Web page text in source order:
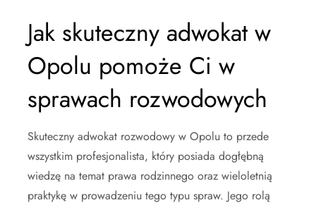
Jak skuteczny adwokat w
Opolu pomoże Ci w
sprawach rozwodowych
Skuteczny adwokat rozwodowy w Opolu to przede
wszystkim profesjonalista, który posiada dogłębną
wiedzę na temat prawa rodzinnego oraz wieloletnią
praktykę w prowadzeniu tego typu spraw. Jego rolą